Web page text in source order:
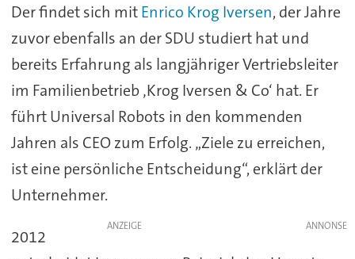
Der findet sich mitEnrico Krog Iversen, der Jahre
zuvor ebenfalls an der SDU studiert hat und
bereits Erfahrung als langjähriger Vertriebsleiter
im Familienbetrieb ‚Krog Iversen & Co‘ hat. Er
führt Universal Robots in den kommenden
Jahren als CEO zum Erfolg. „Ziele zu erreichen,
ist eine persönliche Entscheidung“, erklärt der
Unternehmer.
ANZEIGE
2012